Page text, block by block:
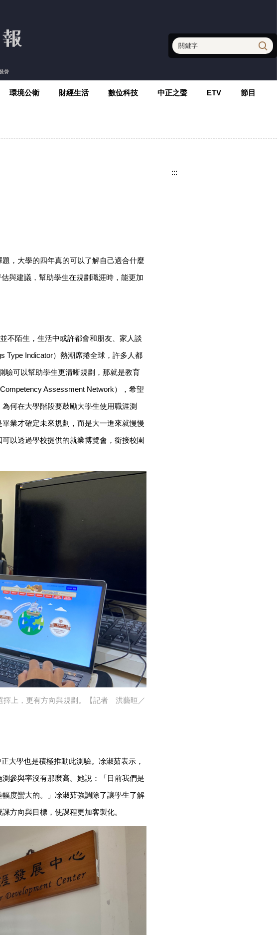
環境公衛 財經生活 數位科技 中正之聲 ETV 節目
，大學的四年真的可以了解自己適合什麼
與建議，幫助學生在規劃職涯時，能更加
不陌生，生活中或許都會和朋友、家人談
Type Indicator）熱潮席捲全球，許多人都
驗可以幫助學生更清晰規劃，那就是教育
Assessment Network），希望
何在大學階段要鼓勵大學生使用職涯測
業才確定未來規劃，而是大一進來就慢慢
以透過學校提供的就業博覽會，銜接校園
擇上，更有方向與規劃。【記者 洪藝晅／
大學也是積極推動此測驗。凃淑茹表示，
參與率沒有那麼高。她說：「目前我們是
度蠻大的。」凃淑茹強調除了讓學生了解
方向與目標，使課程更加客製化。
:::